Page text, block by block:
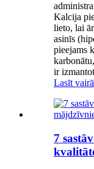
Kalcija
lieto, lai
asinīs
pieejams
ir
Lasīt
7